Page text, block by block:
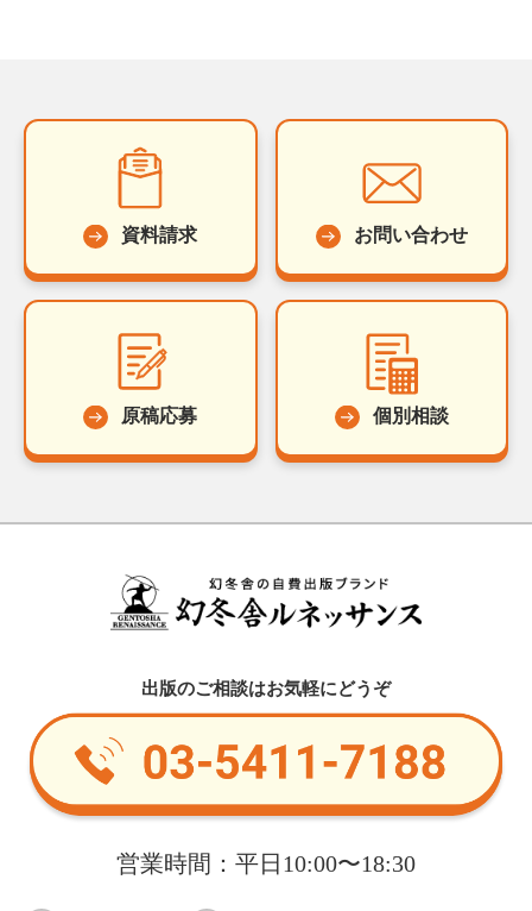
資料請求 お問い合わせ
原稿応募 個別相談
出版のご相談はお気軽にどうぞ
営業時間：平日10:00〜18:30